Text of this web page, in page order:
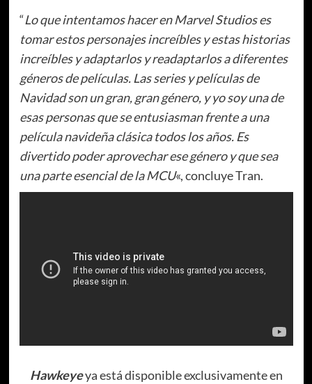
“Lo que intentamos hacer en Marvel Studios es
tomar estos personajes increíbles y estas historias
increíbles y adaptarlos y readaptarlos a diferentes
géneros de películas. Las series y películas de
Navidad son un gran, gran género, y yo soy una de
esas personas que se entusiasman frente a una
película navideña clásica todos los años. Es
divertido poder aprovechar ese género y que sea
una parte esencial de la MCU«, concluye Tran.
Hawkeyeya está disponible exclusivamente en